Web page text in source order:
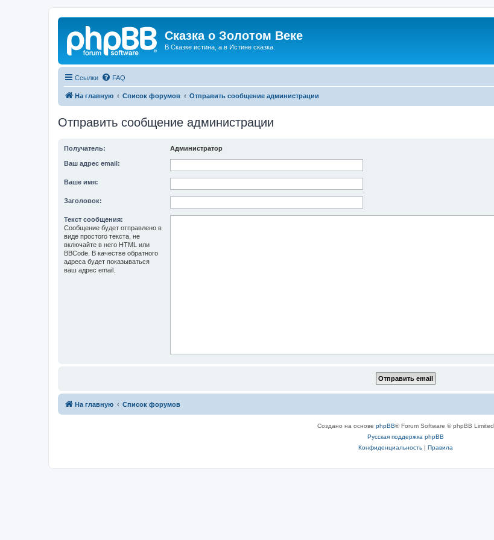
Сказка о Золотом Веке
В Сказке истина, а в Истине сказка.
Ссылки FAQ
На главную Список форумов Отправить сообщение администрации
Отправить сообщение администрации
Получатель: Администратор
Ваш адрес email:
Ваше имя:
Заголовок:
Текст сообщения:
Сообщение будет отправлено в
виде простого текста, не
включайте в него HTML или
BBCode. В качестве обратного
адреса будет показываться
ваш адрес email.
На главную Список форумов
Создано на основе phpBB® Forum Software © phpBB Limited
Русская поддержка phpBB
Конфиденциальность| Правила